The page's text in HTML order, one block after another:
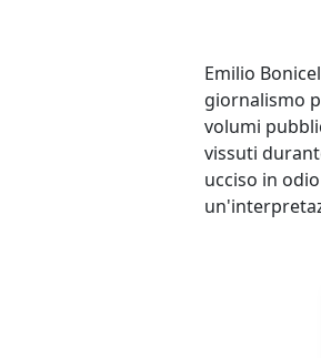
Emilio
giornalismo
volumi
vissuti
ucciso in